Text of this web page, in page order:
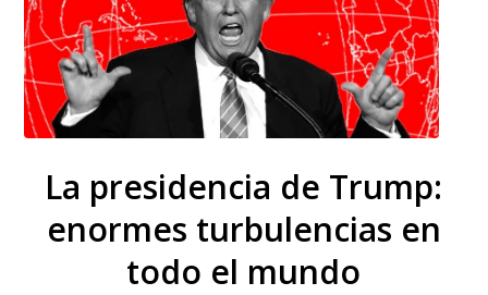
La presidencia de Trump:
enormes turbulencias en
todo el mundo